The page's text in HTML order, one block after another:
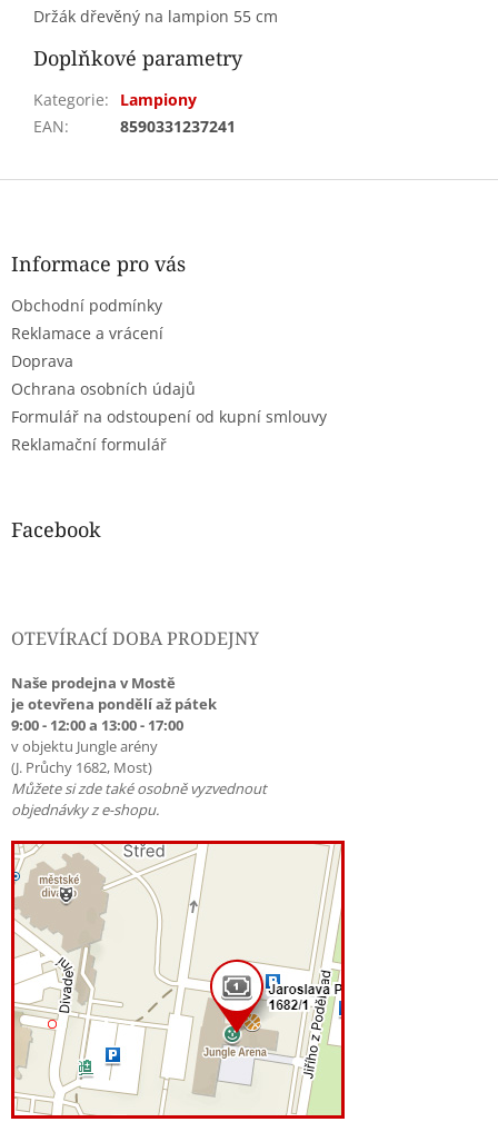
Držák dřevěný na lampion 55 cm
Doplňkové parametry
Kategorie:
Lampiony
EAN: 8590331237241
Z
Informace pro vás
Obchodní podmínky
Reklamace a vrácení
Doprava
Ochrana osobních údajů
Formulář na odstoupení od kupní smlouvy
Reklamační formulář
Facebook
OTEVÍRACÍ DOBA PRODEJNY
Naše prodejna v Mostě
je otevřena pondělí až pátek
9:00 - 12:00 a 13:00 - 17:00
v objektu Jungle arény
(J. Průchy 1682, Most)
Můžete si zde také osobně vyzvednout
objednávky z e-shopu.